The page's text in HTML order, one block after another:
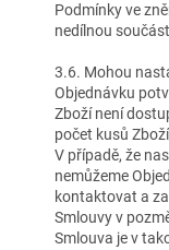
Podmínky ve
nedílnou
3.6. Mohou
Objednávku
Zboží není
počet kusů
V případě, že
nemůžeme
kontaktovat a
Smlouvy v
Smlouva je v